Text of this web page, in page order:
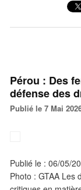
Pérou : Des
défense des
Publié le 7 Mai
Publié le : 06/05/
Photo : GTAA Les